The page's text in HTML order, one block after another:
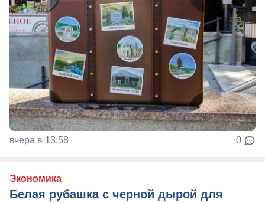
вчера в 13:58 0
Экономика
Белая рубашка с черной дырой для